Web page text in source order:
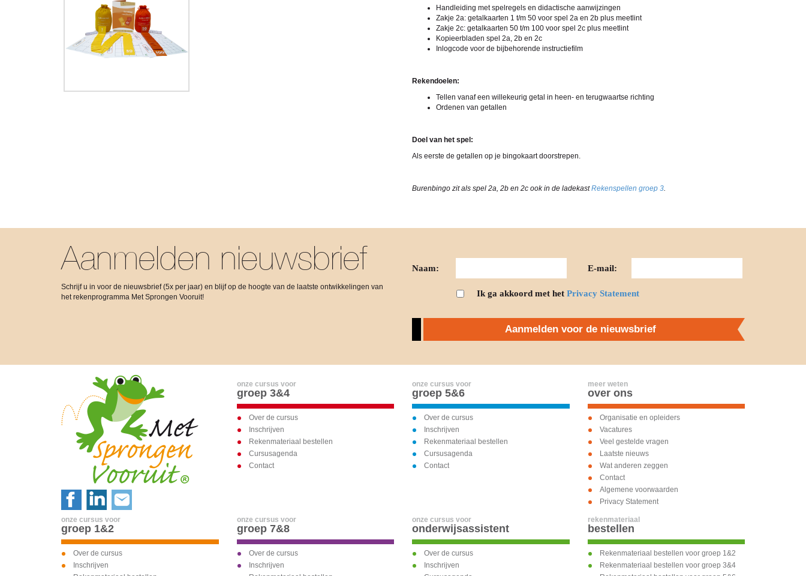
Handleiding met spelregels en didactische aanwijzingen
Zakje 2a: getalkaarten 1 t/m 50 voor spel 2a en 2b plus meetlint
Zakje 2c: getalkaarten 50 t/m 100 voor spel 2c plus meetlint
Kopieerbladen spel 2a, 2b en 2c
Inlogcode voor de bijbehorende instructiefilm
Rekendoelen:
Tellen vanaf een willekeurig getal in heen- en terugwaartse richting
Ordenen van getallen
Doel van het spel:
Als eerste de getallen op je bingokaart doorstrepen.
Burenbingo zit als spel 2a, 2b en 2c ook in de ladekastRekenspellen groep 3.
Aanmelden nieuwsbrief
Schrijf u in voor de nieuwsbrief (5x per jaar) en blijf op de hoogte van de laatste ontwikkelingen van
het rekenprogramma Met Sprongen Vooruit!
Naam: E-mail:
Ik ga akkoord met het Privacy Statement
Aanmelden voor de nieuwsbrief
onze cursus voor
groep 3&4
Over de cursus
Inschrijven
Rekenmateriaal bestellen
Cursusagenda
Contact
onze cursus voor
groep 5&6
Over de cursus
Inschrijven
Rekenmateriaal bestellen
Cursusagenda
Contact
meer weten
over ons
Organisatie en opleiders
Vacatures
Veel gestelde vragen
Laatste nieuws
Wat anderen zeggen
Contact
Algemene voorwaarden
Privacy Statement
onze cursus voor
groep 1&2
Over de cursus
Inschrijven
onze cursus voor
groep 7&8
Over de cursus
Inschrijven
onze cursus voor
onderwijsassistent
Over de cursus
Inschrijven
rekenmateriaal
bestellen
Rekenmateriaal bestellen voor groep 1&2
Rekenmateriaal bestellen voor groep 3&4